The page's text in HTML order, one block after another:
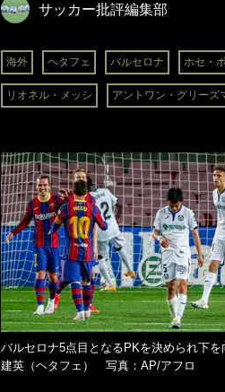
サッカー批評編集部
海外 ヘタフェ バルセロナ ホセ・
リオネル・メッシ アントワン・グリーズ
バルセロナ5点目となるPKを決められ下を
建英（ヘタフェ） 写真：AP/アフロ